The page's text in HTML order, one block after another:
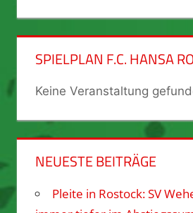
SPIELPLAN F.C. HANSA
Keine Veranstaltung
NEUESTE BEITRÄGE
Pleite in Rostock: SV